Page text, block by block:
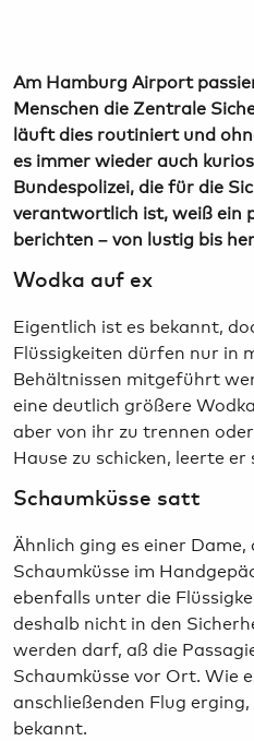
Am Hamburg Airport
Menschen die Zentrale
läuft dies routiniert und
es immer wieder auch
Bundespolizei, die für die
verantwortlich ist, weiß ein
berichten – von lustig bis
Wodka auf ex
Eigentlich ist es bekannt,
Flüssigkeiten dürfen nur in
Behältnissen mitgeführt
eine deutlich größere
aber von ihr zu trennen
Hause zu schicken, leerte
Schaumküsse satt
Ähnlich ging es einer Dame,
Schaumküsse im
ebenfalls unter die
deshalb nicht in den
werden darf, aß die
Schaumküsse vor Ort. Wie
anschließenden Flug
bekannt.